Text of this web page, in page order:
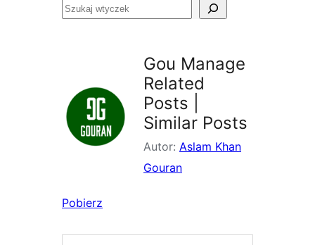
Szukaj
Gou Manage
Related
Posts |
Similar Posts
Autor: Aslam Khan
Gouran
Pobierz